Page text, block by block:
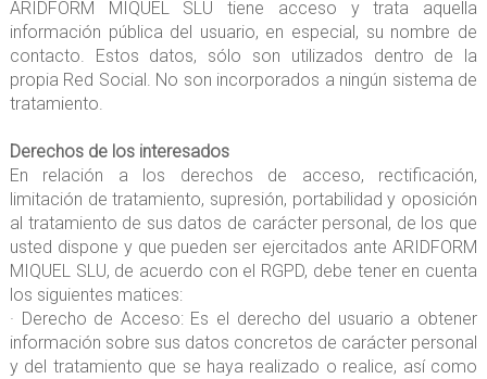
ARIDFORM MIQUEL SLU tiene acceso y trata aquella
información pública del usuario, en especial, su nombre de
contacto. Estos datos, sólo son utilizados dentro de la
propia Red Social. No son incorporados a ningún sistema de
tratamiento.
Derechos de los interesados
En relación a los derechos de acceso, rectificación,
limitación de tratamiento, supresión, portabilidad y oposición
al tratamiento de sus datos de carácter personal, de los que
usted dispone y que pueden ser ejercitados ante ARIDFORM
MIQUEL SLU, de acuerdo con el RGPD, debe tener en cuenta
los siguientes matices:
· Derecho de Acceso: Es el derecho del usuario a obtener
información sobre sus datos concretos de carácter personal
y del tratamiento que se haya realizado o realice, así como